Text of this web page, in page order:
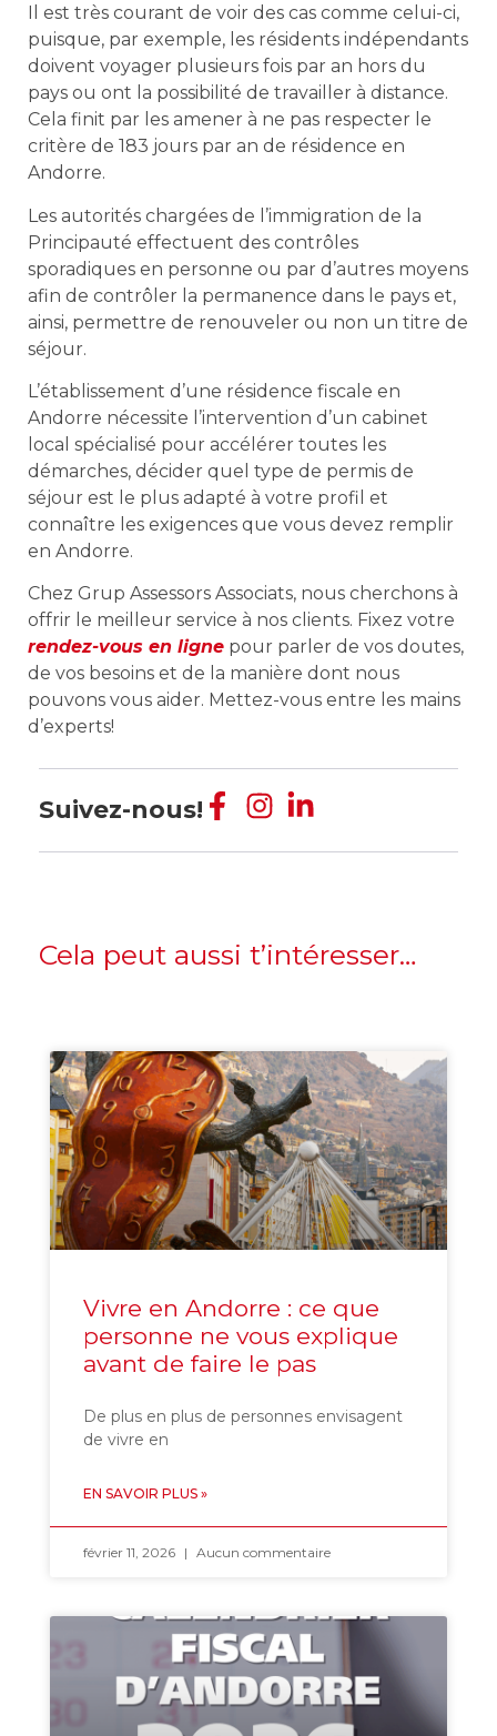
Il est très courant de voir des cas comme celui-ci,
puisque, par exemple, les résidents indépendants
doivent voyager plusieurs fois par an hors du
pays ou ont la possibilité de travailler à distance.
Cela finit par les amener à ne pas respecter le
critère de 183 jours par an de résidence en
Andorre.
Les autorités chargées de l’immigration de la
Principauté effectuent des contrôles
sporadiques en personne ou par d’autres moyens
afin de contrôler la permanence dans le pays et,
ainsi, permettre de renouveler ou non un titre de
séjour.
L’établissement d’une résidence fiscale en
Andorre nécessite l’intervention d’un cabinet
local spécialisé pour accélérer toutes les
démarches, décider quel type de permis de
séjour est le plus adapté à votre profil et
connaître les exigences que vous devez remplir
en Andorre.
Chez Grup Assessors Associats, nous cherchons à
offrir le meilleur service à nos clients. Fixez votre
rendez-vous en ligne pour parler de vos doutes,
de vos besoins et de la manière dont nous
pouvons vous aider. Mettez-vous entre les mains
d’experts!
Suivez-nous!
Cela peut aussi t’intéresser…
Vivre en Andorre : ce que
personne ne vous explique
avant de faire le pas
De plus en plus de personnes envisagent
de vivre en
EN SAVOIR PLUS »
février 11, 2026 Aucun commentaire